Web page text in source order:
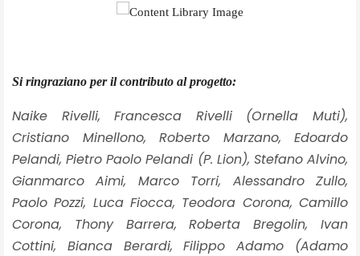
Si ringraziano per il contributo al progetto:
Naike Rivelli, Francesca Rivelli (Ornella Muti),
Cristiano Minellono, Roberto Marzano, Edoardo
Pelandi, Pietro Paolo Pelandi (P. Lion), Stefano Alvino,
Gianmarco Aimi, Marco Torri, Alessandro Zullo,
Paolo Pozzi, Luca Fiocca, Teodora Corona, Camillo
Corona, Thony Barrera, Roberta Bregolin, Ivan
Cottini, Bianca Berardi, Filippo Adamo (Adamo